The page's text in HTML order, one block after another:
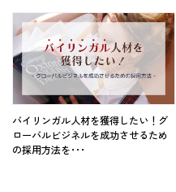
バイリンガル人材を獲得したい！グ
ローバルビジネルを成功させるため
の採用方法を･･･